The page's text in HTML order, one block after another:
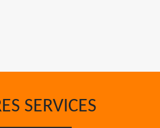
SERVICES